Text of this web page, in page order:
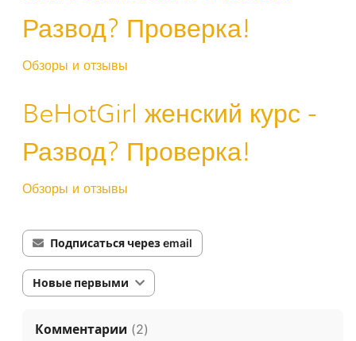
Развод? Проверка!
Обзоры и отзывы
BeHotGirl женский курс -
Развод? Проверка!
Обзоры и отзывы
Подписаться через email
Новые первыми
Комментарии (2)